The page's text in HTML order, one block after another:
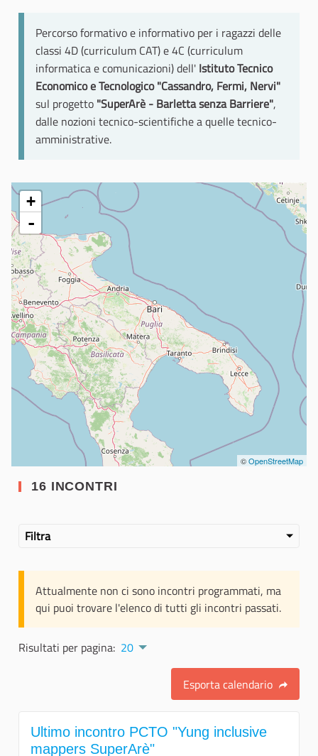
Percorso formativo e informativo per i ragazzi delle
classi 4D (curriculum CAT) e 4C (curriculum
informatica e comunicazioni) dell' Istituto Tecnico
Economico e Tecnologico "Cassandro, Fermi, Nervi"
sul progetto "SuperArè - Barletta senza Barriere",
dalle nozioni tecnico-scientifiche a quelle tecnico-
amministrative.
+
-
©OpenStreetMap
16 INCONTRI
Filtra
Attualmente non ci sono incontri programmati, ma
qui puoi trovare l'elenco di tutti gli incontri passati.
Risultati per pagina: 20
Esporta calendario
Ultimo incontro PCTO "Yung inclusive
mappers SuperArè"